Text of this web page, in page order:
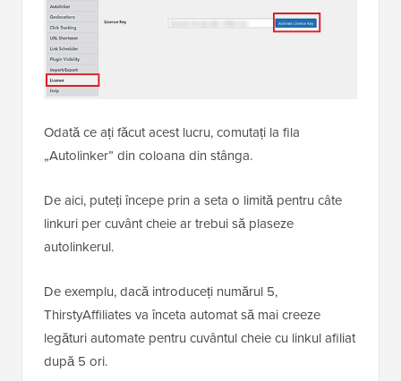
Odată ce ați făcut acest lucru, comutați la fila
„Autolinker” din coloana din stânga.
De aici, puteți începe prin a seta o limită pentru câte
linkuri per cuvânt cheie ar trebui să plaseze
autolinkerul.
De exemplu, dacă introduceți numărul 5,
ThirstyAffiliates va înceta automat să mai creeze
legături automate pentru cuvântul cheie cu linkul afiliat
după 5 ori.